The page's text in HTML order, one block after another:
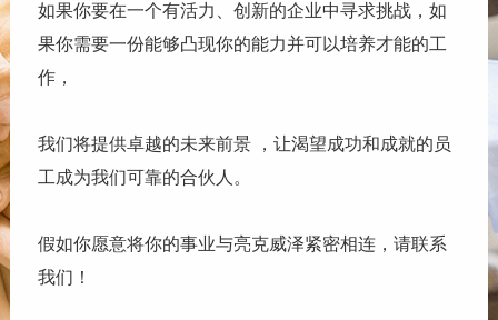
如果你要在一个有活力、创新的企业中寻求挑战，如
果你需要一份能够凸现你的能力并可以培养才能的工
作，
我们将提供卓越的未来前景 ，让渴望成功和成就的员
工成为我们可靠的合伙人。
假如你愿意将你的事业与亮克威泽紧密相连，请联系
我们！